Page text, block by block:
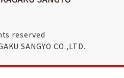
reserved
SANGYO CO.,LTD.